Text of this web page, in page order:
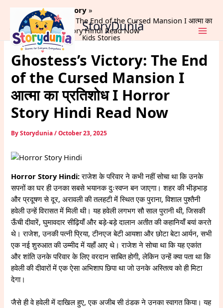
content
StoryDunia
Kids Stories
Home
Horror Story
Ghostess’s Victory: The End of the Cursed Mansion I आत्मा का
प्रतिशोध I Horror Story Hindi Read Now
Ghostess’s Victory: The End
of the Cursed Mansion I
आत्मा का प्रतिशोध I Horror
Story Hindi Read Now
ByStorydunia/October 23, 2025
Horror Story Hindi:राजेश के परिवार ने कभी नहीं सोचा था कि उनके
सपनों का घर ही उनका सबसे भयानक दुःस्वप्न बन जाएगा। शहर की भीड़भाड़
और प्रदूषण से दूर, अरावली की तलहटी में स्थित एक पुराना, विशाल पुश्तैनी
हवेली उन्हें विरासत में मिली थी। यह हवेली लगभग सौ साल पुरानी थी, जिसकी
ऊँची दीवारें, घुमावदार सीढ़ियाँ और बड़े-बड़े दालान अतीत की कहानियाँ बयां करते
थे। राजेश, उनकी पत्नी प्रिया, टीनएज बेटी आयशा और छोटा बेटा आर्यन, सभी
एक नई शुरुआत की उम्मीद में यहाँ आए थे। राजेश ने सोचा था कि यह एकांत
और शांति उनके परिवार के लिए वरदान साबित होगी, लेकिन उन्हें क्या पता था कि
हवेली की दीवारों में एक ऐसा अभिशाप छिपा था जो उनके अस्तित्व को ही मिटा
देगा।
जैसे ही वे हवेली में दाखिल हुए, एक अजीब सी ठंडक ने उनका स्वागत किया। यह